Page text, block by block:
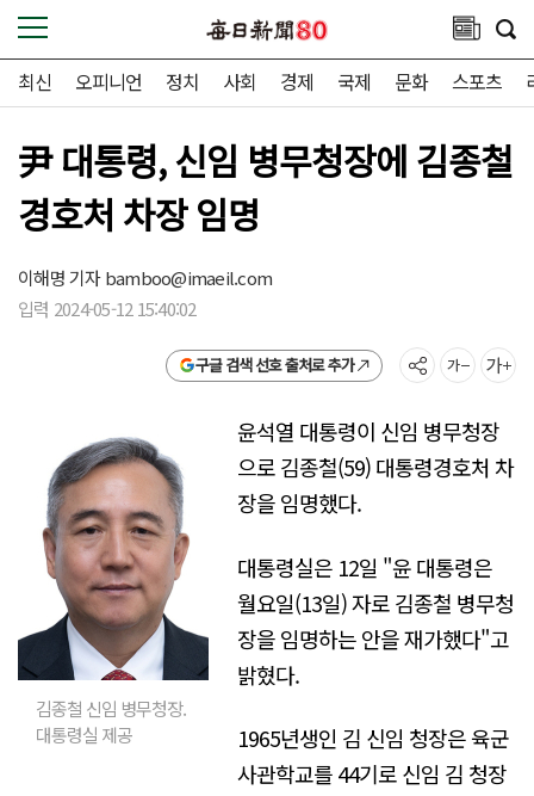
최신 오피니언 정치 사회 경제 국제 문화 스포츠
尹 대통령, 신임 병무청장에 김종철
경호처 차장 임명
이해명 기자bamboo@imaeil.com
입력 2024-05-12 15:40:02
구글 검색 선호 출처로 추가
김종철 신임 병무청장.
대통령실 제공
윤석열 대통령이 신임 병무청장
으로 김종철(59) 대통령경호처 차
장을 임명했다.
대통령실은 12일 "윤 대통령은
월요일(13일) 자로 김종철 병무청
장을 임명하는 안을 재가했다"고
밝혔다.
1965년생인 김 신임 청장은 육군
사관학교를 44기로 신임 김 청장